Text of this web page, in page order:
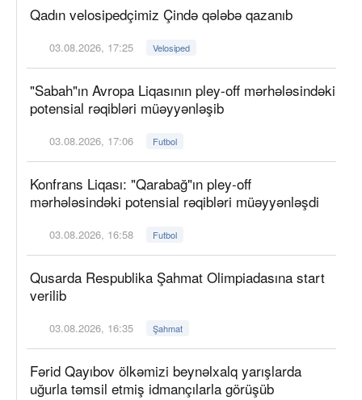
Qadın velosipedçimiz Çində qələbə qazanıb
03.08.2026, 17:25 Velosiped
"Sabah"ın Avropa Liqasının pley-off mərhələsindəki
potensial rəqibləri müəyyənləşib
03.08.2026, 17:06 Futbol
Konfrans Liqası: "Qarabağ"ın pley-off
mərhələsindəki potensial rəqibləri müəyyənləşdi
03.08.2026, 16:58 Futbol
Qusarda Respublika Şahmat Olimpiadasına start
verilib
03.08.2026, 16:35 Şahmat
Fərid Qayıbov ölkəmizi beynəlxalq yarışlarda
uğurla təmsil etmiş idmançılarla görüşüb